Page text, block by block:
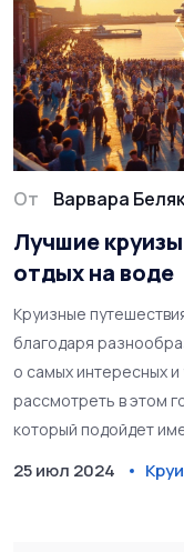
От Варвара
Лучшие
отдых на воде
Круизные
благодаря
о самых интересных и
рассмотреть в этом
который подойдет
поможет
25 июл 2024